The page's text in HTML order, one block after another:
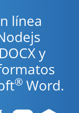
línea
y
® Word.